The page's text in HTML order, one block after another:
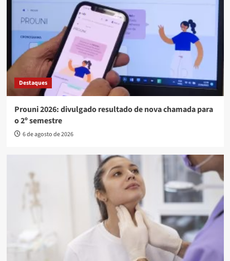
Destaques
Prouni 2026: divulgado resultado de nova chamada para
o 2º semestre
6 de agosto de 2026